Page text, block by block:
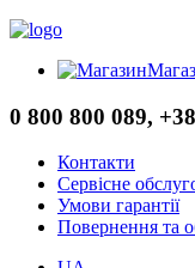
0 800 800 089,
Контакти
Сервісне
Умови гарантії
Повернення та